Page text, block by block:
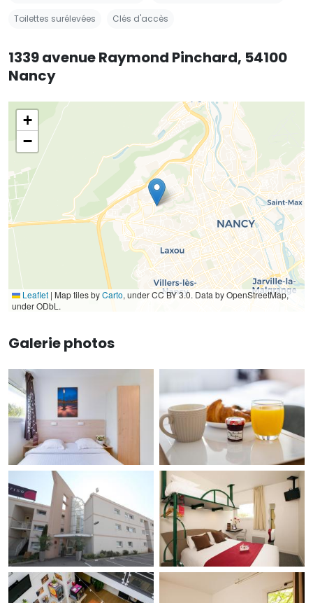
Toilettes surélevées Clés d'accès
1339 avenue Raymond Pinchard, 54100
Nancy
+
−
Leaflet | Map tiles byCarto, under CC BY 3.0. Data by OpenStreetMap,
under ODbL.
Galerie photos